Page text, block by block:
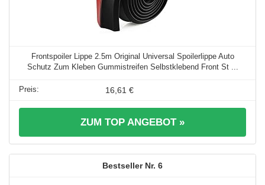
Frontspoiler Lippe 2.5m Original Universal Spoilerlippe Auto
Schutz Zum Kleben Gummistreifen Selbstklebend Front St ...
16,61 €
ZUM TOP ANGEBOT »
6